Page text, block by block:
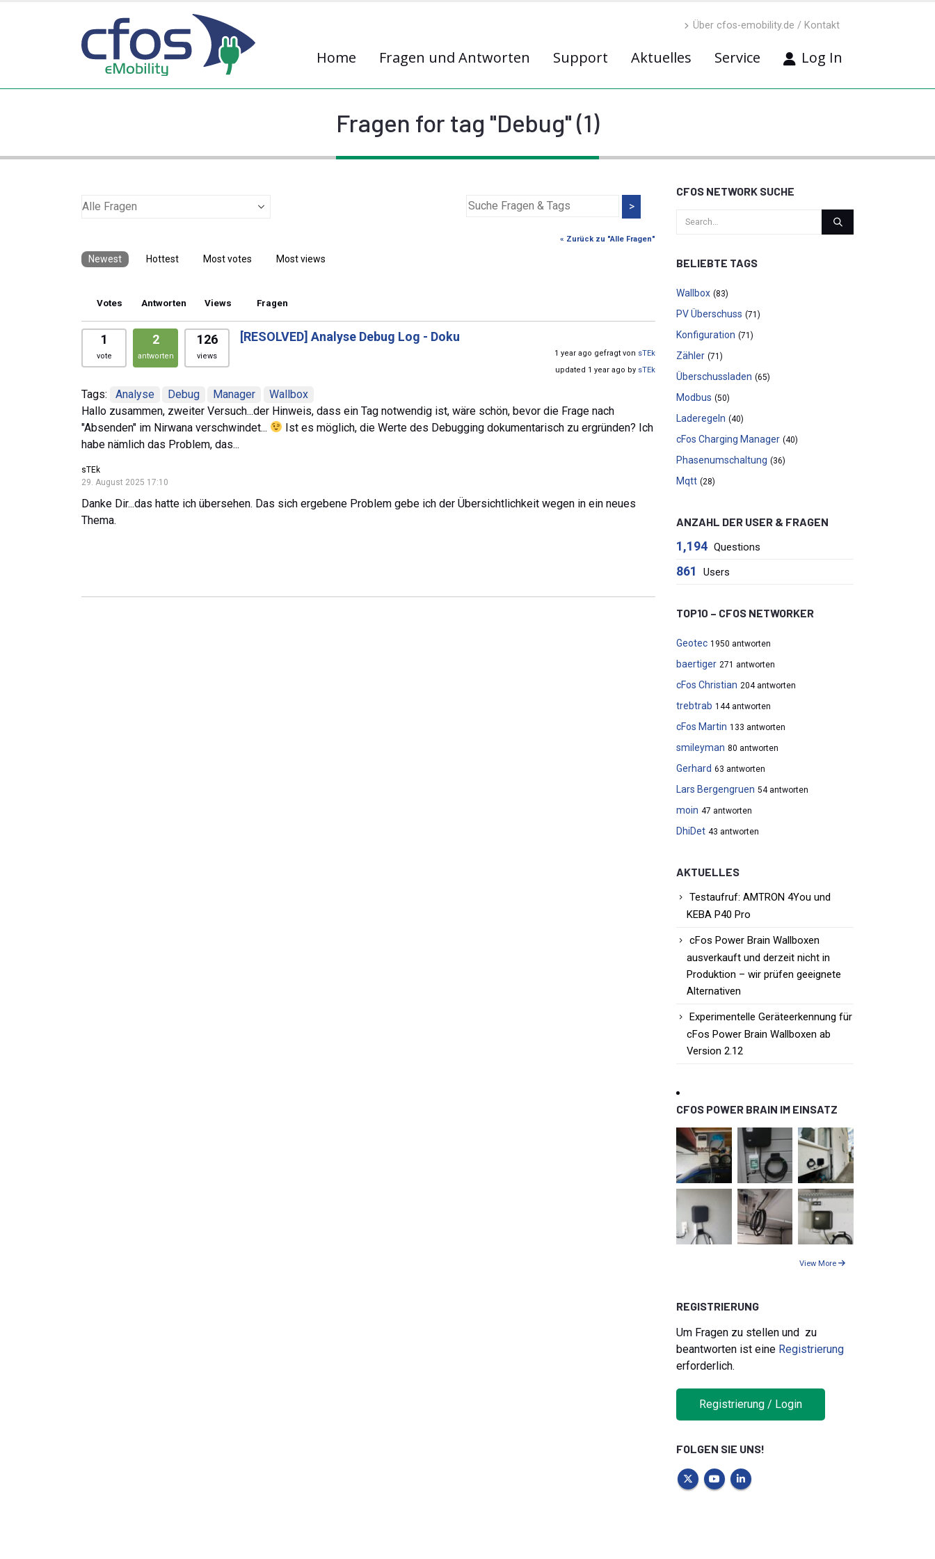
Über cfos-emobility.de / Kontakt
Home Fragen und Antworten Support Aktuelles Service Log In
Fragen for tag "Debug" (1)
>
« Zurück zu "Alle Fragen"
Newest Hottest Most votes Most views
Votes Antworten Views Fragen
1
vote
2
antworten
126
views
[RESOLVED] Analyse Debug Log - Doku
1 year ago gefragt von sTEk
updated 1 year ago by sTEk
Tags: Analyse Debug Manager
Wallbox
Hallo zusammen, zweiter Versuch...der Hinweis, dass ein Tag notwendig ist, wäre schön, bevor die Frage nach
"Absenden" im Nirwana verschwindet...
Ist es möglich, die Werte des Debugging dokumentarisch zu ergründen? Ich
habe nämlich das Problem, das...
sTEk
29. August 2025 17:10
Danke Dir...das hatte ich übersehen. Das sich ergebene Problem gebe ich der Übersichtlichkeit wegen in ein neues
Thema.
CFOS NETWORK SUCHE
BELIEBTE TAGS
Wallbox (83)
PV Überschuss (71)
Konfiguration (71)
Zähler (71)
Überschussladen (65)
Modbus (50)
Laderegeln (40)
cFos Charging Manager (40)
Phasenumschaltung (36)
Mqtt (28)
ANZAHL DER USER & FRAGEN
1,194 Questions
861 Users
TOP10 – CFOS NETWORKER
Geotec 1950 antworten
baertiger 271 antworten
cFos Christian 204 antworten
trebtrab 144 antworten
cFos Martin 133 antworten
smileyman 80 antworten
Gerhard 63 antworten
Lars Bergengruen 54 antworten
moin 47 antworten
DhiDet 43 antworten
AKTUELLES
Testaufruf: AMTRON 4You und
KEBA P40 Pro
cFos Power Brain Wallboxen
ausverkauft und derzeit nicht in
Produktion – wir prüfen geeignete
Alternativen
Experimentelle Geräteerkennung für
cFos Power Brain Wallboxen ab
Version 2.12
CFOS POWER BRAIN IM EINSATZ
View More
REGISTRIERUNG
Um Fragen zu stellen und zu
beantworten ist eine Registrierung
erforderlich.
Registrierung / Login
FOLGEN SIE UNS!